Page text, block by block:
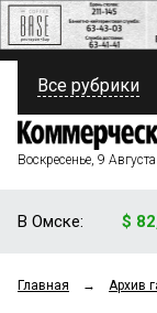
ПОЛИТИКА
ФИНАНСЫ
ОБЩЕСТВО
Все рубрики
Воскресенье, 9 Августа
В Омске: $
Главная → Архив